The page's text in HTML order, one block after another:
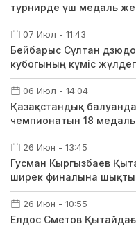
турнирде үш медаль
07 Июл - 11:43
Бейбарыс Сұлтан
кубогының күміс
06 Июл - 14:04
Қазақстандық
чемпионатын 18
26 Июн - 13:45
Гусман Кыргызбаев
ширек финалына шықты
26 Июн - 10:55
Елдос Сметов